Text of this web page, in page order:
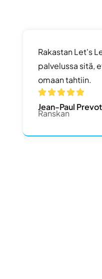
Rakastan Let's
palvelussa sitä,
omaan tahtiin.

Jean-Paul Prevot
Ranskan